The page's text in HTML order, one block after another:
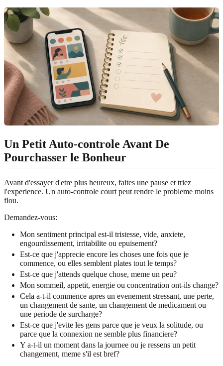
Un Petit Auto-controle Avant De
Pourchasser le Bonheur
Avant d'essayer d'etre plus heureux, faites une pause et triez
l'experience. Un auto-controle court peut rendre le probleme moins
flou.
Demandez-vous:
Mon sentiment principal est-il tristesse, vide, anxiete,
engourdissement, irritabilite ou epuisement?
Est-ce que j'apprecie encore les choses une fois que je
commence, ou elles semblent plates tout le temps?
Est-ce que j'attends quelque chose, meme un peu?
Mon sommeil, appetit, energie ou concentration ont-ils change?
Cela a-t-il commence apres un evenement stressant, une perte,
un changement de sante, un changement de medicament ou
une periode de surcharge?
Est-ce que j'evite les gens parce que je veux la solitude, ou
parce que la connexion ne semble plus financiere?
Y a-t-il un moment dans la journee ou je ressens un petit
changement, meme s'il est bref?